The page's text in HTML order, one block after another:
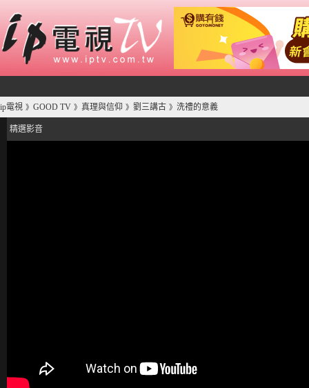
ip電視 》 GOOD TV 》 真理與信仰 》 劉三講古 》 洗禮的意義
精選影音